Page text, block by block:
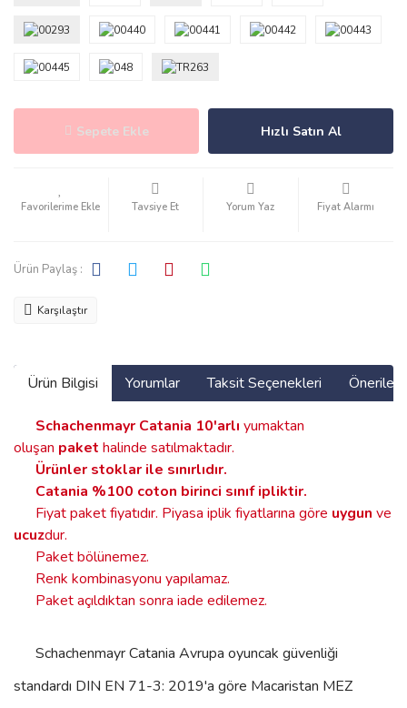
Sepete Ekle Hızlı Satın Al
Tavsiye Et Yorum Yaz Fiyat Alarmı
Ürün Paylaş :
Karşılaştır
Ürün Bilgisi Yorumlar Taksit Seçenekleri
Schachenmayr Catania 10'arlı yumaktan
oluşan paket halinde satılmaktadır.
Ürünler stoklar ile sınırlıdır.
Catania %100 coton birinci sınıf ipliktir.
Fiyat paket fiyatıdır. Piyasa iplik fiyatlarına göre uygun ve
ucuzdur.
Paket bölünemez.
Renk kombinasyonu yapılamaz.
Paket açıldıktan sonra iade edilemez.
Schachenmayr Catania Avrupa oyuncak güvenliği
standardı DIN EN 71-3: 2019'a göre Macaristan MEZ